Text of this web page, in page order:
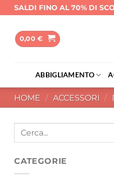
SALDI FINO AL 70% DI
0,00€
ABBIGLIAMENTO
HOME / ACCESSORI /
Cerca:
CATEGORIE